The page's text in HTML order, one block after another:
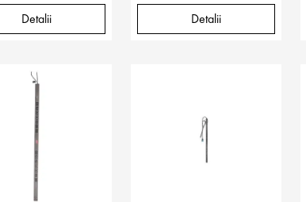
Detalii Detalii